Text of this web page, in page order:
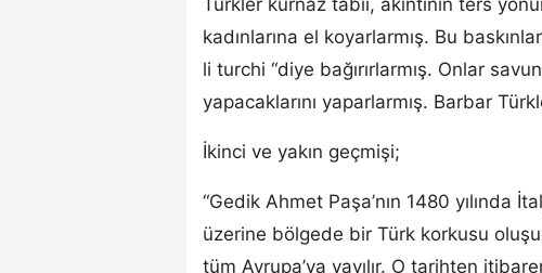
Türkler kurnaz tabii, akıntının ters
kadınlarına el koyarlarmış. Bu
li turchi “diye bağırırlarmış. Onlar
yapacaklarını yaparlarmış. Barbar
İkinci ve yakın geçmişi;
“Gedik Ahmet Paşa’nın 1480 yılında
üzerine bölgede bir Türk korkusu
tüm Avrupa’ya yayılır. O tarihten